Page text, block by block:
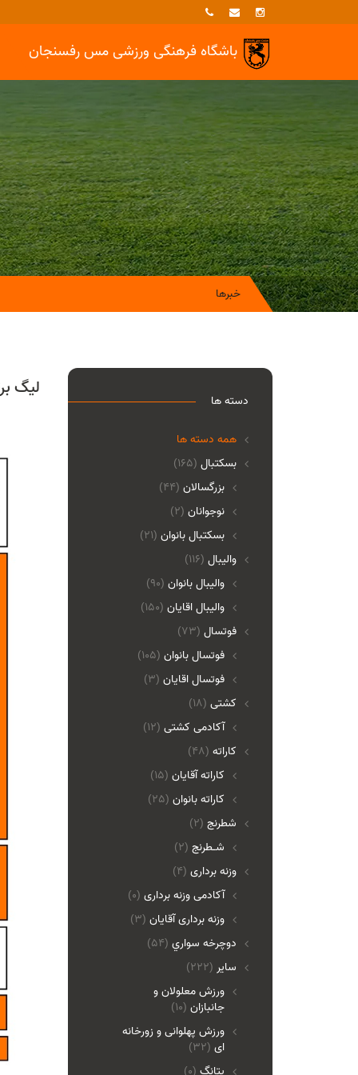
باشگاه فرهنگی ورزشیمس رفسنجان
خبرها
لیگ
دسته ها
همه دسته ها
(165) بسکتبال
بزرگسالان (44)
نوجوانان (2)
بسکتبال بانوان (21)
(116) والیبال
واليبال بانوان (90)
واليبال اقايان (150)
(73) فوتسال
فوتسال بانوان (105)
فوتسال اقايان (3)
(18) کشتی
آکادمی کشتی (12)
(48) کاراته
کاراته آقایان (15)
کاراته بانوان (25)
(2) شطرنج
شـطرنج (2)
(4) وزنه برداری
آکادمی وزنه برداری (0)
وزنه برداری آقایان (3)
(54) دوچرخه سواري
(222) ساير
ورزش معلولان و
جانبازان (10)
ورزش پهلوانی و زورخانه
ای (32)